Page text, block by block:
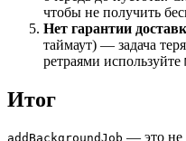
чтобы не получить
Нет гарантии
таймаут) — задача
ретраями используйте
Итог
addBackgroundJob — это не